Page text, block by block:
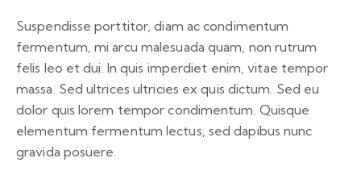
Suspendisse porttitor, diam ac condimentum
fermentum, mi arcu malesuada quam, non rutrum
felis leo et dui. In quis imperdiet enim, vitae tempor
massa. Sed ultrices ultricies ex quis dictum. Sed eu
dolor quis lorem tempor condimentum. Quisque
elementum fermentum lectus, sed dapibus nunc
gravida posuere.